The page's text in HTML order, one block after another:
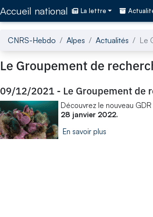
Accueil national La lettre
CNRS-Hebdo Alpes Actualités Le
Le Groupement de
09/12/2021 - Le Groupement de
Découvrez le nouveau
28 janvier 2022.
En savoir plus